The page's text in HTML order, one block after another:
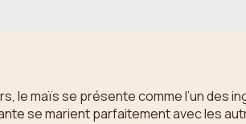
le maïs se présente comme l’un
se marient parfaitement avec les